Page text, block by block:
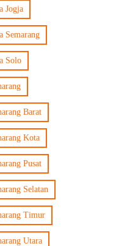
Jogja
Semarang
Solo
Barat
Kota
Pusat
Selatan
Timur
Utara